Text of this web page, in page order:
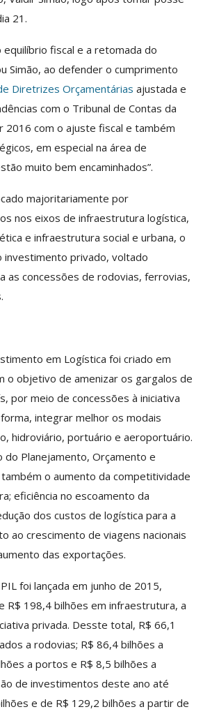
21.
equilíbrio fiscal e a retomada do
Simão, ao defender o cumprimento
Diretrizes Orçamentárias ajustada e
com o Tribunal de Contas da
2016 com o ajuste fiscal e também
em especial na área de
muito bem encaminhados”.
majoritariamente por
nos eixos de infraestrutura logística,
e infraestrutura social e urbana, o
investimento privado, voltado
as concessões de rodovias, ferrovias,
em Logística foi criado em
o objetivo de amenizar os gargalos de
por meio de concessões à iniciativa
integrar melhor os modais
hidroviário, portuário e aeroportuário.
do Planejamento, Orçamento e
o aumento da competitividade
eficiência no escoamento da
dos custos de logística para a
ao crescimento de viagens nacionais
das exportações.
foi lançada em junho de 2015,
R$ 198,4 bilhões em infraestrutura, a
privada. Desste total, R$ 66,1
a rodovias; R$ 86,4 bilhões a
a portos e R$ 8,5 bilhões a
de investimentos deste ano até
e de R$ 129,2 bilhões a partir de